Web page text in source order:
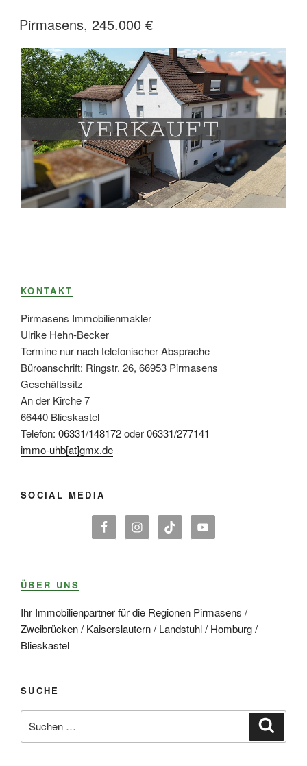
Pirmasens, 245.000 €
KONTAKT
Pirmasens Immobilienmakler
Ulrike Hehn-Becker
Termine nur nach telefonischer Absprache
Büroanschrift: Ringstr. 26, 66953 Pirmasens
Geschäftssitz
An der Kirche 7
66440 Blieskastel
Telefon: 06331/148172oder06331/277141
immo-uhb[at]gmx.de
SOCIAL MEDIA
ÜBER UNS
Ihr Immobilienpartner für die Regionen Pirmasens /
Zweibrücken / Kaiserslautern / Landstuhl / Homburg /
Blieskastel
SUCHE
nach: